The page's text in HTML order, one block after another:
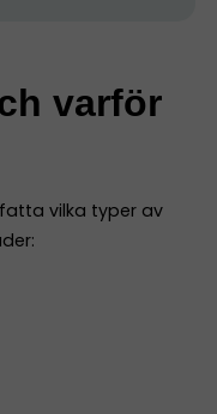
varför
vilka typer av